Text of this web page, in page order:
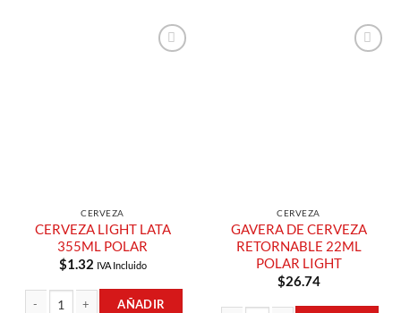
CERVEZA
CERVEZA LIGHT LATA
355ML POLAR
$1.32 IVA Incluido
AÑADIR
CERVEZA
GAVERA DE CERVEZA
RETORNABLE 22ML
POLAR LIGHT
$26.74